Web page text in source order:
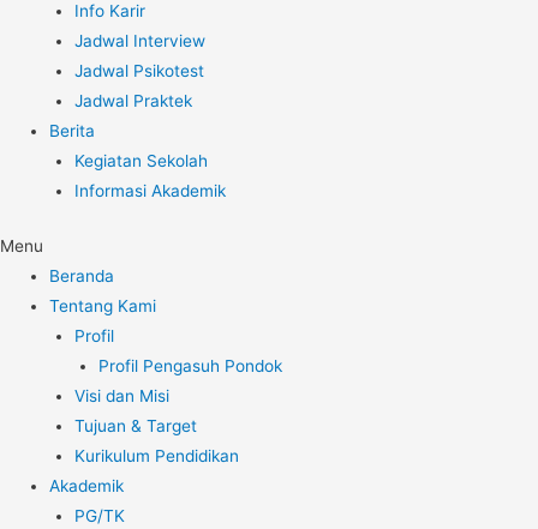
Info Karir
Jadwal Interview
Jadwal Psikotest
Jadwal Praktek
Berita
Kegiatan Sekolah
Informasi Akademik
Menu
Beranda
Tentang Kami
Profil
Profil Pengasuh Pondok
Visi dan Misi
Tujuan & Target
Kurikulum Pendidikan
Akademik
PG/TK